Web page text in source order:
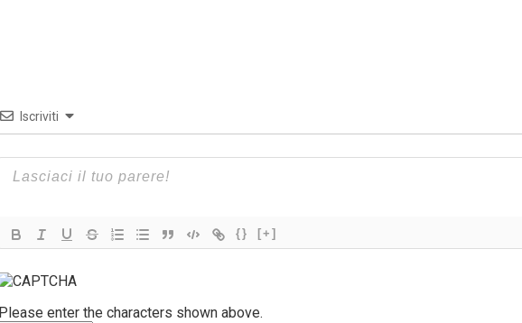
Iscriviti
{} [+]
Please enter the characters shown above.